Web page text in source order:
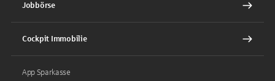
Jobbörse
Cockpit Immobilie
App Sparkasse